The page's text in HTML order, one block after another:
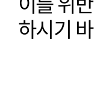
하시기